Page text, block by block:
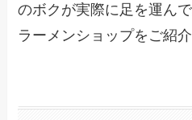
のボクが実際に足を運ん
ラーメンショップをご紹介